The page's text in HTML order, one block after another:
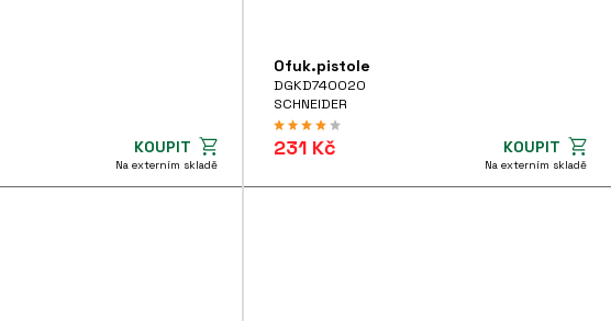
KOUPIT
Na externím skladě
Ofuk.pistole
DGKD740020
SCHNEIDER
231 Kč KOUPIT
Na externím skladě